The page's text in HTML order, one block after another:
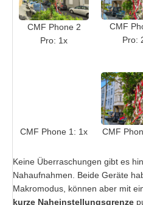
CMF Phone 2
Pro: 1x
CMF
Pro:
CMF Phone 1: 1x CMF
Keine Überraschungen gibt es
Nahaufnahmen. Beide Geräte
Makromodus, können aber mit
kurze Naheinstellungsgrenze